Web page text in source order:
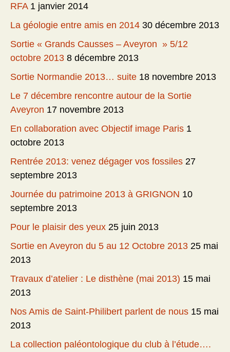
RFA 1 janvier 2014
La géologie entre amis en 2014 30 décembre 2013
Sortie « Grands Causses – Aveyron » 5/12
octobre 2013 8 décembre 2013
Sortie Normandie 2013… suite 18 novembre 2013
Le 7 décembre rencontre autour de la Sortie
Aveyron 17 novembre 2013
En collaboration avec Objectif image Paris 1
octobre 2013
Rentrée 2013: venez dégager vos fossiles 27
septembre 2013
Journée du patrimoine 2013 à GRIGNON 10
septembre 2013
Pour le plaisir des yeux 25 juin 2013
Sortie en Aveyron du 5 au 12 Octobre 2013 25 mai
2013
Travaux d’atelier : Le disthène (mai 2013) 15 mai
2013
Nos Amis de Saint-Philibert parlent de nous 15 mai
2013
La collection paléontologique du club à l’étude….